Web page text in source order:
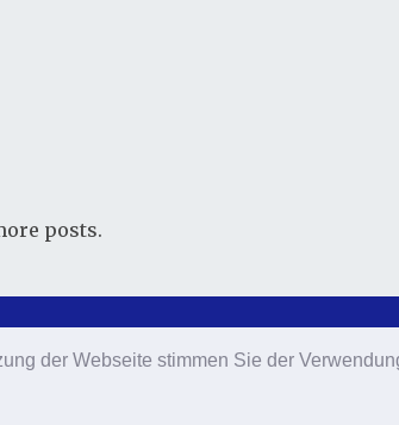
der Webseite stimmen Sie der
der Webseite stimmen Sie der
posts.